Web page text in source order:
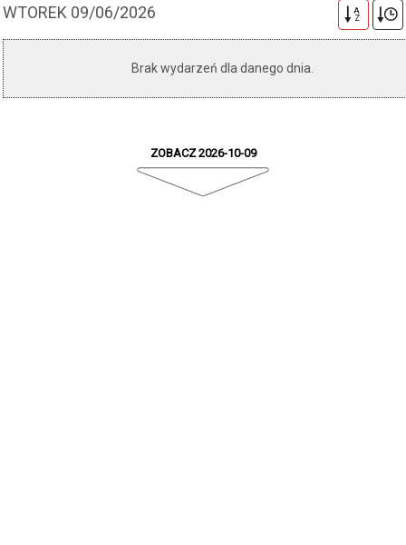
WTOREK 09/06/2026
A
Z
Brak wydarzeń dla danego dnia.
ZOBACZ 2026-10-09